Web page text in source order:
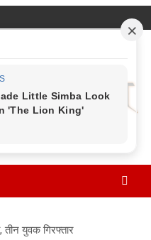
हलचल)
तीन युवक गिरफ्तार